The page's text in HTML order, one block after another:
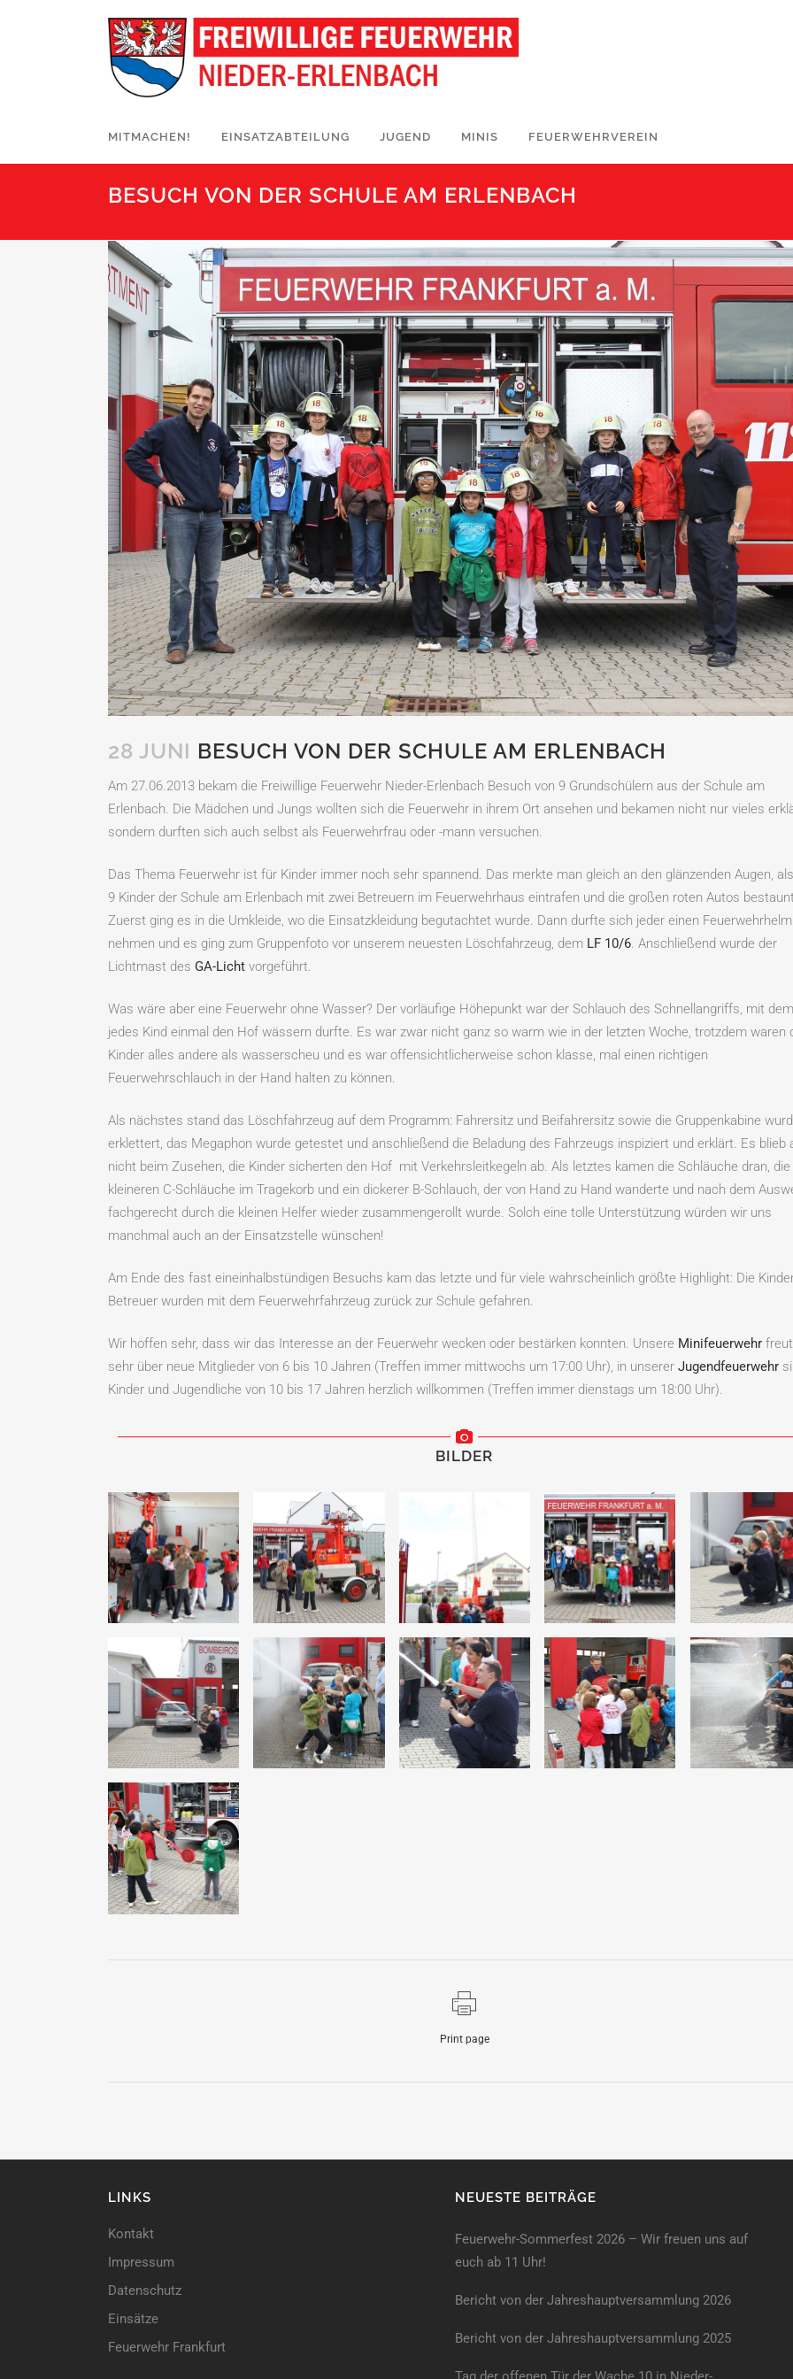
MITMACHEN! EINSATZABTEILUNG JUGEND MINIS FEUERWEHRVEREIN
BESUCH VON DER SCHULE AM ERLENBACH
28 JUNI BESUCH VON DER SCHULE AM ERLENBACH
Am 27.06.2013 bekam die Freiwillige Feuerwehr Nieder-Erlenbach Besuch von 9 Grundschülern aus der Schule am
Erlenbach. Die Mädchen und Jungs wollten sich die Feuerwehr in ihrem Ort ansehen und bekamen nicht nur vieles
sondern durften sich auch selbst als Feuerwehrfrau oder -mann versuchen.
Das Thema Feuerwehr ist für Kinder immer noch sehr spannend. Das merkte man gleich an den glänzenden Augen,
9 Kinder der Schule am Erlenbach mit zwei Betreuern im Feuerwehrhaus eintrafen und die großen roten Autos
Zuerst ging es in die Umkleide, wo die Einsatzkleidung begutachtet wurde. Dann durfte sich jeder einen Feuerwehrhelm
nehmen und es ging zum Gruppenfoto vor unserem neuesten Löschfahrzeug, dem LF 10/6. Anschließend wurde der
Lichtmast des GA-Licht vorgeführt.
Was wäre aber eine Feuerwehr ohne Wasser? Der vorläufige Höhepunkt war der Schlauch des Schnellangriffs, mit dem
jedes Kind einmal den Hof wässern durfte. Es war zwar nicht ganz so warm wie in der letzten Woche, trotzdem waren
Kinder alles andere als wasserscheu und es war offensichtlicherweise schon klasse, mal einen richtigen
Feuerwehrschlauch in der Hand halten zu können.
Als nächstes stand das Löschfahrzeug auf dem Programm: Fahrersitz und Beifahrersitz sowie die Gruppenkabine
erklettert, das Megaphon wurde getestet und anschließend die Beladung des Fahrzeugs inspiziert und erklärt. Es blieb
nicht beim Zusehen, die Kinder sicherten den Hof mit Verkehrsleitkegeln ab. Als letztes kamen die Schläuche dran, die
kleineren C-Schläuche im Tragekorb und ein dickerer B-Schlauch, der von Hand zu Hand wanderte und nach dem
fachgerecht durch die kleinen Helfer wieder zusammengerollt wurde. Solch eine tolle Unterstützung würden wir uns
manchmal auch an der Einsatzstelle wünschen!
Am Ende des fast eineinhalbstündigen Besuchs kam das letzte und für viele wahrscheinlich größte Highlight: Die
Betreuer wurden mit dem Feuerwehrfahrzeug zurück zur Schule gefahren.
Wir hoffen sehr, dass wir das Interesse an der Feuerwehr wecken oder bestärken konnten. Unsere Minifeuerwehr
sehr über neue Mitglieder von 6 bis 10 Jahren (Treffen immer mittwochs um 17:00 Uhr), in unserer Jugendfeuerwehr
Kinder und Jugendliche von 10 bis 17 Jahren herzlich willkommen (Treffen immer dienstags um 18:00 Uhr).
BILDER
Print page
LINKS
Kontakt
Impressum
Datenschutz
Einsätze
Feuerwehr Frankfurt
NEUESTE BEITRÄGE
Feuerwehr-Sommerfest 2026 – Wir freuen uns auf
euch ab 11 Uhr!
Bericht von der Jahreshauptversammlung 2026
Bericht von der Jahreshaupt­versammlung 2025